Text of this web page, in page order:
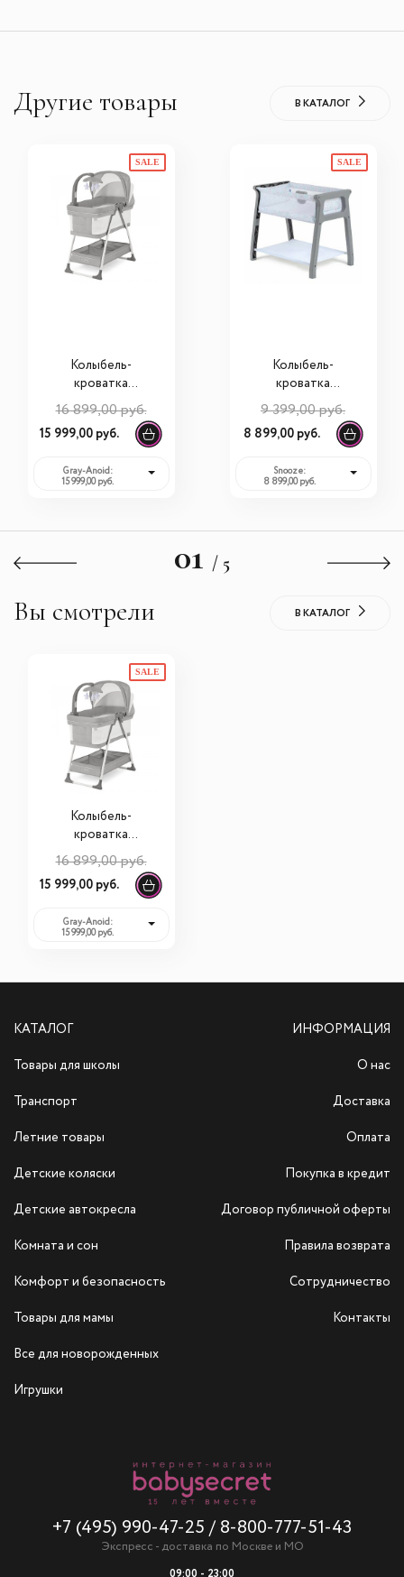
Другие товары В КАТАЛОГ
SALE
Колыбель-
кроватка
Simplicity 3010
Classic
16 899,00 руб.
15 999,00 руб.
Gray-Anoid:
15 999,00 руб.
SALE
Колыбель-
кроватка
Simplicity 3000
Classic
9 399,00 руб.
8 899,00 руб.
Snooze:
8 899,00 руб.
01 / 5
Вы смотрели В КАТАЛОГ
SALE
Колыбель-
кроватка
Simplicity 3010
Classic
16 899,00 руб.
15 999,00 руб.
Gray-Anoid:
15 999,00 руб.
КАТАЛОГ
Товары для школы
Транспорт
Летние товары
Детские коляски
Детские автокресла
Комната и сон
Комфорт и безопасность
Товары для мамы
Все для новорожденных
Игрушки
+7 (495) 990-47-25 / 8-800-777-51-43
Экспресс - доставка по Москве и МО
09:00 - 23:00
ИНФОРМАЦИЯ
О нас
Доставка
Оплата
Покупка в кредит
Договор публичной оферты
Правила возврата
Сотрудничество
Контакты